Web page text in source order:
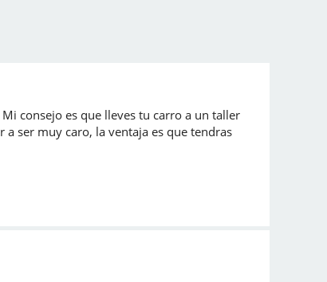
consejo es que lleves tu carro a un taller
ser muy caro, la ventaja es que tendras